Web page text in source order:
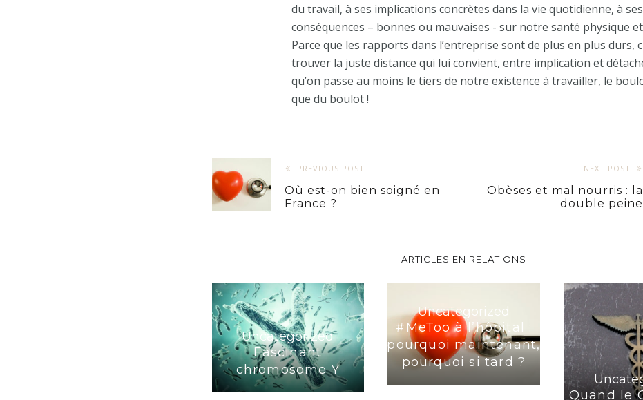
du travail, à ses implications concrètes dans la vie quotidienne, à ses
conséquences – bonnes ou mauvaises - sur notre santé physique
Parce que les rapports dans l’entreprise sont de plus en plus durs,
trouver la juste distance qui lui convient, entre implication et
qu’on passe au moins le tiers de notre existence à travailler, le
que du boulot !
PREVIOUS POST
Où est-on bien soigné en
France ?
NEXT POST
Obèses et mal nourris : la
double peine
ARTICLES EN RELATIONS
Uncategorized
Fascinant
chromosome Y
Uncategorized
#MeToo à l’hôpital :
pourquoi maintenant,
pourquoi si tard ?
Quand le